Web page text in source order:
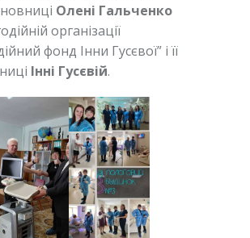
Олені Гальченко
організації
фонд Інни Гусєвої” і її
Інні Гусєвій.